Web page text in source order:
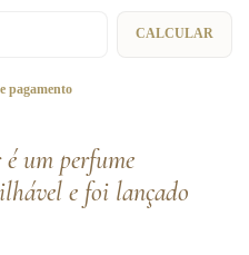
CALCULAR
pagamento
um perfume
e foi lançado